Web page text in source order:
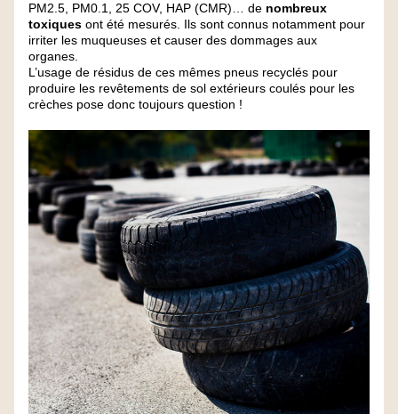
PM2.5, PM0.1, 25 COV, HAP (CMR)… de nombreux
toxiques ont été mesurés. Ils sont connus notamment pour
irriter les muqueuses et causer des dommages aux
organes.
L’usage de résidus de ces mêmes pneus recyclés pour
produire les revêtements de sol extérieurs coulés pour les
crèches pose donc toujours question !